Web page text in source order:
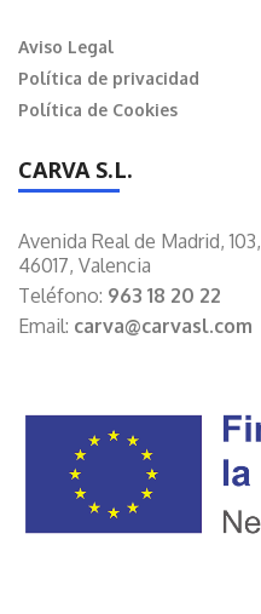
Aviso Legal
Política de privacidad
Política de Cookies
CARVA S.L.
Avenida Real de Madrid, 103,
46017, Valencia
Teléfono: 963 18 20 22
Email: carva@carvasl.com